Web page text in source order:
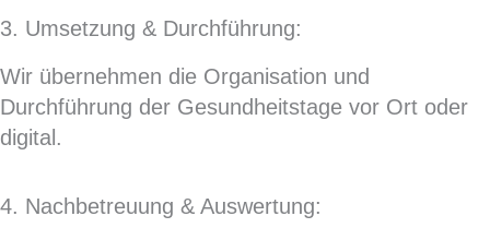
3. Umsetzung & Durchführung:
Wir übernehmen die Organisation und
Durchführung der Gesundheitstage vor Ort oder
digital.
4. Nachbetreuung & Auswertung: